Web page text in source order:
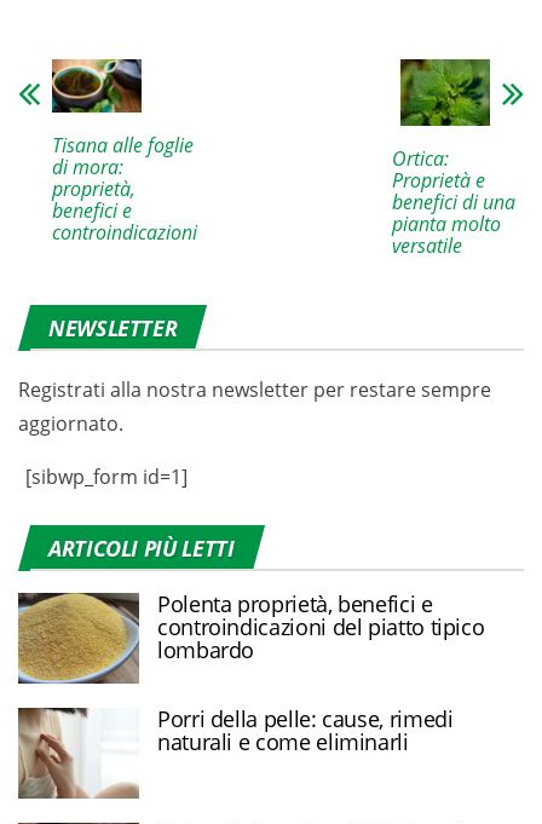
Tisana alle foglie
di mora:
proprietà,
benefici e
controindicazioni
Ortica:
Proprietà e
benefici di una
pianta molto
versatile
NEWSLETTER
Registrati alla nostra newsletter per restare sempre
aggiornato.
[sibwp_form id=1]
ARTICOLI PIÙ LETTI
Polenta proprietà, benefici e
controindicazioni del piatto tipico
lombardo
Porri della pelle: cause, rimedi
naturali e come eliminarli